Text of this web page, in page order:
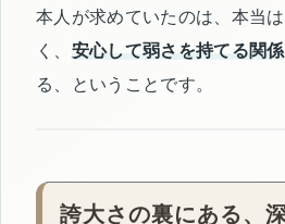
本人が求めていたのは、本当
く、 安心して弱さを持てる関係
る、ということです。
誇大さの裏にある、